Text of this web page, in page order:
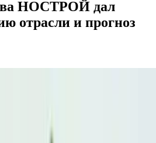
НОСТРОЙ дал
отрасли и прогноз